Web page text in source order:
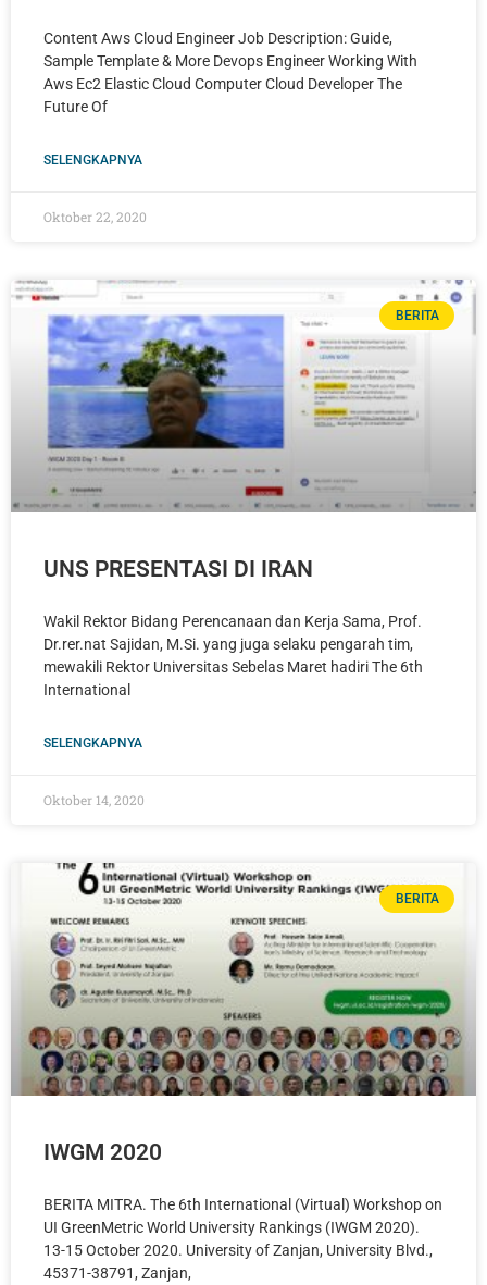
Content Aws Cloud Engineer Job Description: Guide,
Sample Template & More Devops Engineer Working With
Aws Ec2 Elastic Cloud Computer Cloud Developer The
Future Of
SELENGKAPNYA
Oktober 22, 2020
BERITA
UNS PRESENTASI DI IRAN
Wakil Rektor Bidang Perencanaan dan Kerja Sama, Prof.
Dr.rer.nat Sajidan, M.Si. yang juga selaku pengarah tim,
mewakili Rektor Universitas Sebelas Maret hadiri The 6th
International
SELENGKAPNYA
Oktober 14, 2020
BERITA
IWGM 2020
BERITA MITRA. The 6th International (Virtual) Workshop on
UI GreenMetric World University Rankings (IWGM 2020).
13-15 October 2020. University of Zanjan, University Blvd.,
45371-38791, Zanjan,